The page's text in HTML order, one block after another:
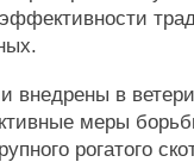
внедрены в
меры
рогатого